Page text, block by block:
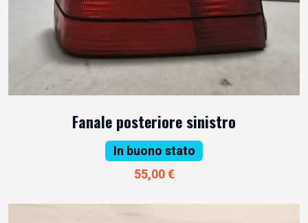
Fanale posteriore sinistro
In buono stato
55,00 €